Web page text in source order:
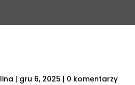
| gru 6, 2025 | 0 komentarzy